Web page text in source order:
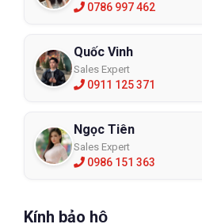
0786 997 462
Quốc Vinh
Sales Expert
0911 125 371
Ngọc Tiên
Sales Expert
0986 151 363
Kính bảo hộ